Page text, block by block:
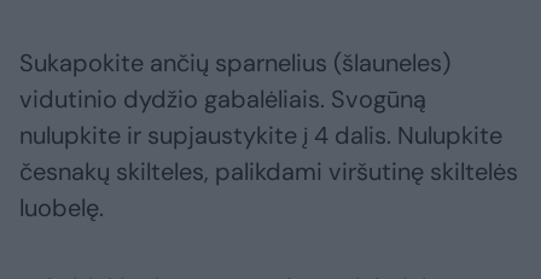
Sukapokite ančių sparnelius (šlauneles)
vidutinio dydžio gabalėliais. Svogūną
nulupkite ir supjaustykite į 4 dalis. Nulupkite
česnakų skilteles, palikdami viršutinę skiltelės
luobelę.